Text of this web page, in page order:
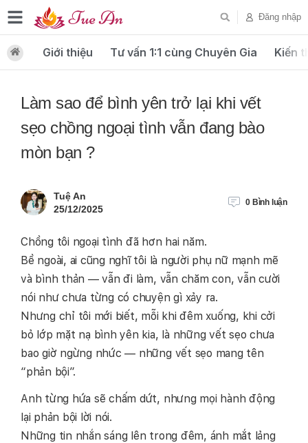
Đăng nhập
Giới thiệu Tư vấn 1:1 cùng Chuyên Gia Kiến
Làm sao để bình yên trở lại khi vết
sẹo chồng ngoại tình vẫn đang bào
mòn bạn ?
Tuệ An
25/12/2025
0 Bình luận
Chồng tôi ngoại tình đã hơn hai năm.
Bề ngoài, ai cũng nghĩ tôi là người phụ nữ mạnh mẽ
và bình thản — vẫn đi làm, vẫn chăm con, vẫn cười
nói như chưa từng có chuyện gì xảy ra.
Nhưng chỉ tôi mới biết, mỗi khi đêm xuống, khi cởi
bỏ lớp mặt nạ bình yên kia, là những vết sẹo chưa
bao giờ ngừng nhức — những vết sẹo mang tên
“phản bội”.
Anh từng hứa sẽ chấm dứt, nhưng mọi hành động
lại phản bội lời nói.
Những tin nhắn sáng lên trong đêm, ánh mắt lảng